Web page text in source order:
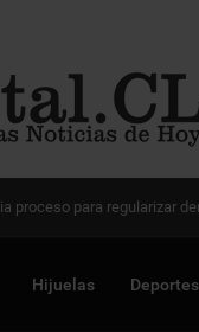
en Chile para
Hijuelas Deportes